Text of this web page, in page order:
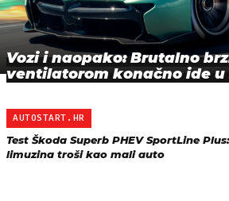
Vozi i naopako: Brutalno
ventilatorom konačno ide u
AUTOSTART.HR
Test Škoda Superb PHEV SportLine
limuzina troši kao mali auto